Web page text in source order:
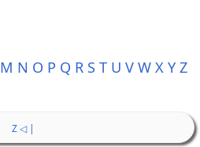
M N O P Q R S T U V W X Y Z
Z ◁ |